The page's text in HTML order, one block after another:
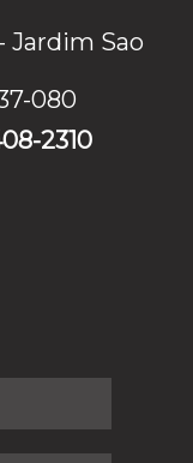
Jardim Sao
080
2310